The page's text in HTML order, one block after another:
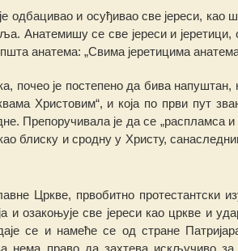
одбацивао и осуђивао све јереси, као
Анатемишу се све јереси и јеретици,
анатема: „Свима јеретицима
почео је постепено да бива напуштан,
Христовим“, и која по први пут зва
Препоручивала је да се „распламса и
блиску и сродну у Христу,
Цркве, првобитно протестантски
и озакоњује све јереси као цркве и
се и намеће се од стране
нема право да захтева искључиво